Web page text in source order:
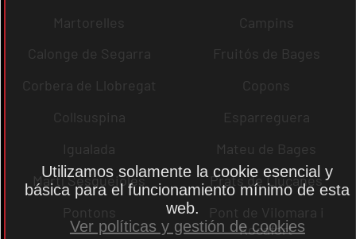
Martorelles
Campins
Calonge de Segarra
Fruitós de Bages
Corbera de Llobregat
Copons
Collsuspina
Esparreguera
Igualada
Mateu de Bages
Martí Sesgueioles
Prats de Lluçanès
Pontons
Pont de Vilomara i
Rocafort
Utilizamos solamente la cookie esencial y
básica para el funcionamiento mínimo de esta
web.
Ver políticas y gestión de cookies